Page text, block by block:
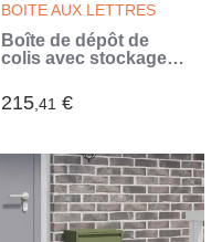
BOITE AUX LETTRES
Boîte de dépôt de
colis avec stockage
cm (Argent)
215,41 €